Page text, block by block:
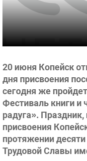
20 июня Копейск
дня присвоения
сегодня же
Фестиваль книги и
радуга».
присвоения
протяжении
Трудовой Славы